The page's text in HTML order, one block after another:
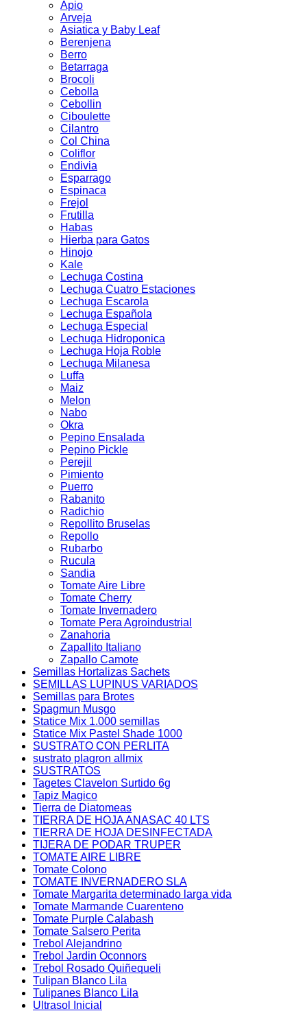
Apio
Arveja
Asiatica y Baby Leaf
Berenjena
Berro
Betarraga
Brocoli
Cebolla
Cebollin
Ciboulette
Cilantro
Col China
Coliflor
Endivia
Esparrago
Espinaca
Frejol
Frutilla
Habas
Hierba para Gatos
Hinojo
Kale
Lechuga Costina
Lechuga Cuatro Estaciones
Lechuga Escarola
Lechuga Española
Lechuga Especial
Lechuga Hidroponica
Lechuga Hoja Roble
Lechuga Milanesa
Luffa
Maiz
Melon
Nabo
Okra
Pepino Ensalada
Pepino Pickle
Perejil
Pimiento
Puerro
Rabanito
Radichio
Repollito Bruselas
Repollo
Rubarbo
Rucula
Sandia
Tomate Aire Libre
Tomate Cherry
Tomate Invernadero
Tomate Pera Agroindustrial
Zanahoria
Zapallito Italiano
Zapallo Camote
Semillas Hortalizas Sachets
SEMILLAS LUPINUS VARIADOS
Semillas para Brotes
Spagmun Musgo
Statice Mix 1.000 semillas
Statice Mix Pastel Shade 1000
SUSTRATO CON PERLITA
sustrato plagron allmix
SUSTRATOS
Tagetes Clavelon Surtido 6g
Tapiz Magico
Tierra de Diatomeas
TIERRA DE HOJA ANASAC 40 LTS
TIERRA DE HOJA DESINFECTADA
TIJERA DE PODAR TRUPER
TOMATE AIRE LIBRE
Tomate Colono
TOMATE INVERNADERO SLA
Tomate Margarita determinado larga vida
Tomate Marmande Cuarenteno
Tomate Purple Calabash
Tomate Salsero Perita
Trebol Alejandrino
Trebol Jardin Oconnors
Trebol Rosado Quiñequeli
Tulipan Blanco Lila
Tulipanes Blanco Lila
Ultrasol Inicial